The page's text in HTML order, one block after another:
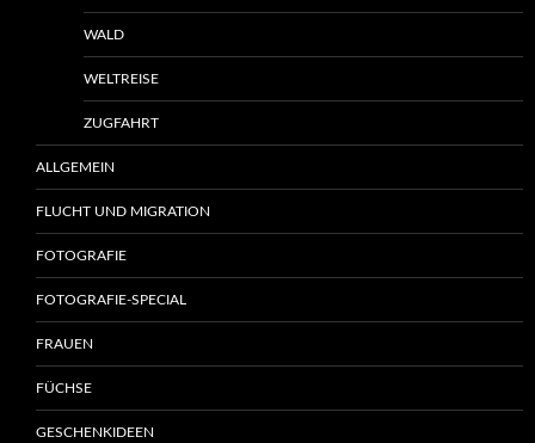
WALD
WELTREISE
ZUGFAHRT
ALLGEMEIN
FLUCHT UND MIGRATION
FOTOGRAFIE
FOTOGRAFIE-SPECIAL
FRAUEN
FÜCHSE
GESCHENKIDEEN